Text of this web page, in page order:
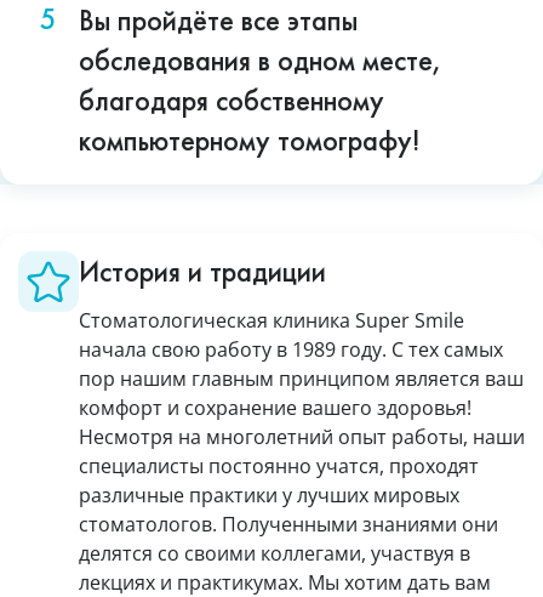
Вы пройдёте все этапы
обследования в одном месте,
благодаря собственному
компьютерному томографу!
История и традиции
Стоматологическая клиника Super Smile
начала свою работу в 1989 году. С тех самых
пор нашим главным принципом является ваш
комфорт и сохранение вашего здоровья!
Несмотря на многолетний опыт работы, наши
специалисты постоянно учатся, проходят
различные практики у лучших мировых
стоматологов. Полученными знаниями они
делятся со своими коллегами, участвуя в
лекциях и практикумах. Мы хотим дать вам